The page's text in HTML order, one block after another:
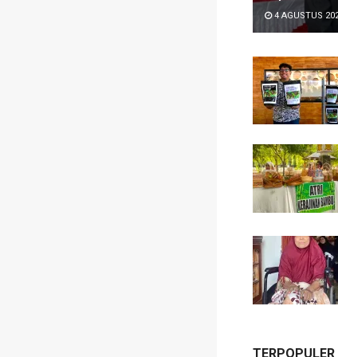
4 AGUSTUS
TERPOPULER